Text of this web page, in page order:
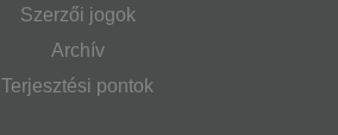
Szerzői jogok
Archív
Terjesztési pontok